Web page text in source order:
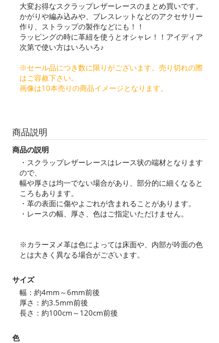
大変お得なスクラップレザーレースのまとめ買いです。
かがりや編み込みや、ブレスレットなどのアクセサリー
作り、ストラップの製作などにも！！
ラッピングの時に革紐を使うとオシャレ！！アイディア
次第で使い方はいろいろ♪
※セール品につき数に限りがございます。売り切れの際
はご容赦下さい。
画像は10本売りの商品イメージとなります。
商品説明
商品の説明
・スクラップレザーレースはレース状の端材となります
ので、
幅や厚さは均一でない場合があり、部分的に細くなると
ころもあります。
・革の表面に傷やよごれが含まれることがあります。
・レースの幅、厚さ、色はご指定いただけません。
※カラーヌメ革は色によっては床面や、内部が吟面の色
とは大きく異なる場合がございます。
サイズ
幅：約4mm～6mm前後
厚さ：約3.5mm前後
長さ：約100cm～120cm前後
色